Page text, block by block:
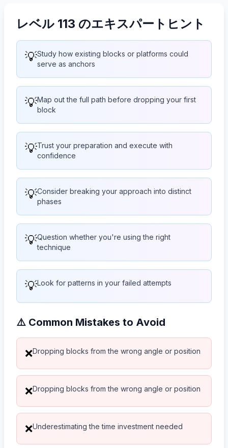
レベル 113 のエキスパートヒント
💡Study how existing blocks or platforms could
serve as anchors
💡Map out the full path before dropping your first
block
💡Trust your preparation and execute with
confidence
💡Consider breaking your approach into distinct
phases
💡Question whether you're using the right
technique
💡Look for patterns in your failed attempts
⚠️ Common Mistakes to Avoid
❌Dropping blocks from the wrong angle or position
❌Dropping blocks from the wrong angle or position
❌Underestimating the time investment needed